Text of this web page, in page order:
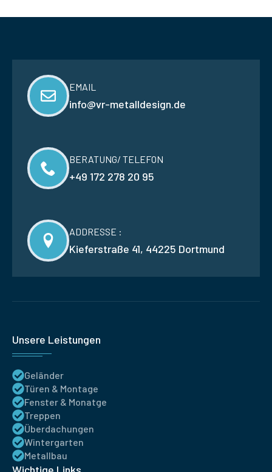
EMAIL
info@vr-metalldesign.de
BERATUNG/ TELEFON
+49 172 278 20 95
ADDRESSE :
Kieferstraße 41, 44225 Dortmund
Unsere Leistungen
Geländer
Türen & Montage
Fenster & Monatge
Treppen
Überdachungen
Wintergarten
Metallbau